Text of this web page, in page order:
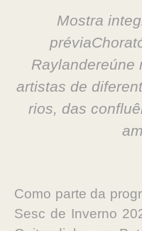
Mostra
Raylandereúne
artistas de
rios, das
Como parte da
Sesc de Inverno